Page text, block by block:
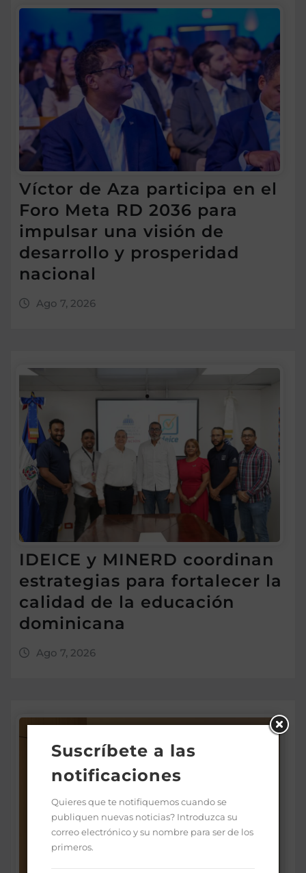
Víctor de Aza participa en el
Foro Meta RD 2036 para
impulsar una visión de
desarrollo y prosperidad
nacional
Ago 7, 2026
IDEICE y MINERD coordinan
estrategias para fortalecer la
calidad de la educación
dominicana
Ago 7, 2026
Suscríbete a las
notificaciones
Quieres que te notifiquemos cuando se
publiquen nuevas noticias? Introduzca su
correo electrónico y su nombre para ser de los
primeros.